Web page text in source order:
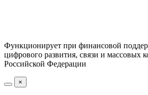
Функционирует при финансовой
цифрового развития, связи и массовых
Российской Федерации
×